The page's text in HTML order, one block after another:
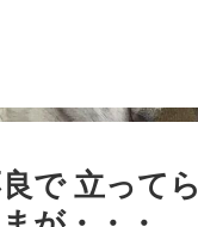
で 立ってら